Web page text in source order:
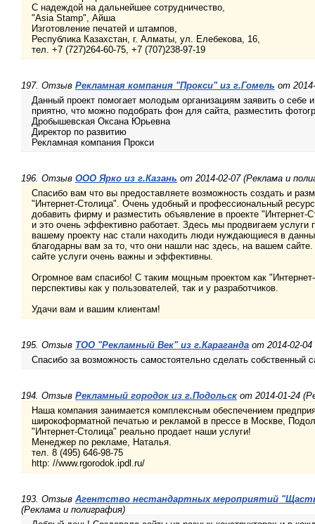
С надеждой на дальнейшее сотрудничество,
"Asia Stamp", Айша
Изготовление печатей и штампов,
Республика Казахстан, г. Алматы, ул. Елебекова, 16,
тел. +7 (727)264-60-75, +7 (707)238-97-19
197. Отзыв Рекламная компания "Прокси" из г.Гомель от
Данный проект помогает молодым организациям заявить о себе
приятно, что можно подобрать фон для сайта, разместить
Дробышевская Оксана Юрьевна
Директор по развитию
Рекламная компания Прокси
196. Отзыв ООО Ярко из г.Казань от 2014-02-07 (Реклама и
Спасибо вам что вы предоставляете возможность создать и
"Интернет-Столица". Очень удобный и профессиональный
добавить фирму и разместить объявление в проекте "Интернет-
и это очень эффективно работает. Здесь мы продвигаем услуги
вашему проекту нас стали находить люди нуждающиеся в
благодарны вам за то, что они нашли нас здесь, на вашем
сайте услуги очень важны и эффективны.
Огромное вам спасибо! С таким мощным проектом как
перспективы как у пользователей, так и у разработчиков.
Удачи вам и вашим клиентам!
195. Отзыв ТОО "Рекламный Век" из г.Караганда от 2014-02-
Спасибо за возможность самостоятельно сделать собственный
194. Отзыв Рекламный городок из г.Подольск от 2014-01-24
Наша компания занимается комплексным обеспечением
широкоформатной печатью и рекламой в прессе в Москве,
"Интернет-Столица" реально продает наши услуги!
Менеджер по рекламе, Наталья.
тел. 8 (495) 646-98-75
http: //www.rgorodok.ipdl.ru/
193. Отзыв Агентство нестандартных мероприятий
(Реклама и полиграфия)